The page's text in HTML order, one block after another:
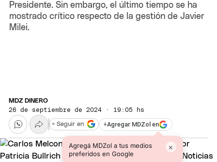
Presidente. Sin embargo, el último tiempo se ha
mostrado crítico respecto de la gestión de Javier
Milei.
MDZ DINERO
26 de septiembre de 2024 · 19:05 hs
+Agregar MDZol en
Agregá MDZol a tus medios
preferidos en Google
×
+ Seguir en